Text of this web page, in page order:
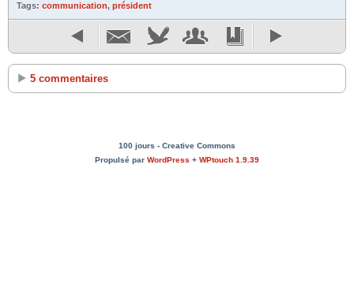
Tags: communication, président
5 commentaires
100 jours - Creative Commons
Propulsé par WordPress + WPtouch 1.9.39